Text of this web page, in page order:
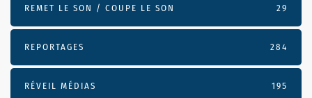
REMET LE SON / COUPE LE SON 29
REPORTAGES 284
RÉVEIL MÉDIAS 195